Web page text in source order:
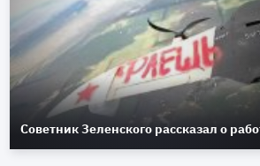
Советник Зеленского рассказал о